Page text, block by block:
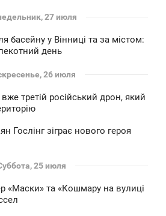
27 июля
басейну у Вінниці та за містом:
день
26 июля
третій російський дрон, який
Гослінг зіграє нового героя
25 июля
«Маски» та «Кошмару на вулиці